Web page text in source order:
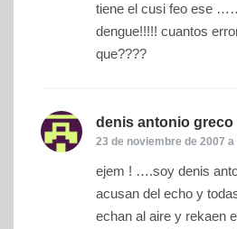
tiene el cusi feo ese
dengue!!!!! cuantos
que????
denis antonio greco
23 de noviembre de 2007
ejem ! ….soy denis
acusan del echo y
echan al aire y rekaen